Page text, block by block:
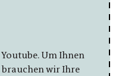
Um Ihnen
brauchen wir Ihre